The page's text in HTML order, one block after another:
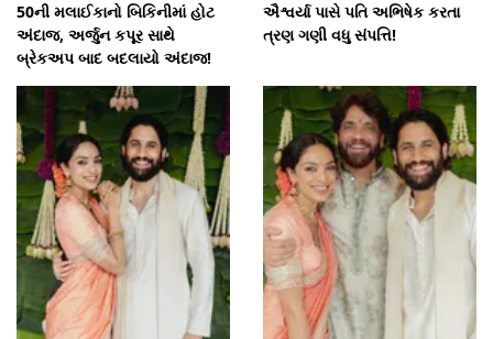
50ની મલાઈકાનો બિકિનીમાં હોટ
અંદાજ, અર્જુન કપૂર સાથે
બ્રેકઅપ બાદ બદલાયો અંદાજ!
ઐશ્વર્યા પાસે પતિ અભિષેક કરતા
ત્રણ ગણી વધુ સંપત્તિ!